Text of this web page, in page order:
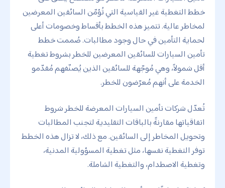
خطط التغطية غير القياسية التي تُؤمّن السائقين المعرضين
لمخاطر عالية. تتميز هذه الخطط بأقساط وخصومات أعلى
لحماية التأمين في حال وجود مطالبات. صُممت خطط
تأمين السيارات للسائقين المعرضين للخطر بشروط تغطية
أقل شمولاً، وهي مُوجّهة للسائقين الذين يُصنّفهم مُقدّمو
الخدمة على أنهم مُعرّضون للخطر.
تُعدّل شركات تأمين السيارات المعرضة للخطر شروط
اتفاقياتها مقارنةً بالباقات التقليدية لتجنب المطالبات
وتحويل المخاطر إلى السائقين. مع ذلك، لا تزال هذه الخطط
توفر التغطية نفسها، مثل تغطية المسؤولية المدنية،
وتغطية الاصطدام، والتغطية الشاملة.